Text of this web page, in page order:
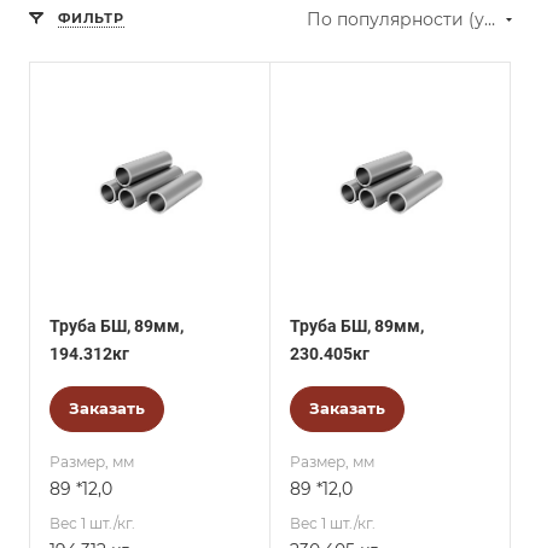
ФИЛЬТР По популярности (убывание)
Труба БШ, 89мм,
194.312кг
Заказать
Размер, мм
89 *12,0
Вес 1 шт./кг.
Труба БШ, 89мм,
230.405кг
Заказать
Размер, мм
89 *12,0
Вес 1 шт./кг.